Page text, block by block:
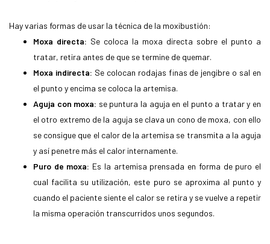
Hay varias formas de usar la técnica de la moxibustión:
Moxa directa: Se coloca la moxa directa sobre el punto a
tratar, retira antes de que se termine de quemar.
Moxa indirecta: Se colocan rodajas finas de jengibre o sal en
el punto y encima se coloca la artemisa.
Aguja con moxa: se puntura la aguja en el punto a tratar y en
el otro extremo de la aguja se clava un cono de moxa, con ello
se consigue que el calor de la artemisa se transmita a la aguja
y así penetre más el calor internamente.
Puro de moxa: Es la artemisa prensada en forma de puro el
cual facilita su utilización, este puro se aproxima al punto y
cuando el paciente siente el calor se retira y se vuelve a repetir
la misma operación transcurridos unos segundos.